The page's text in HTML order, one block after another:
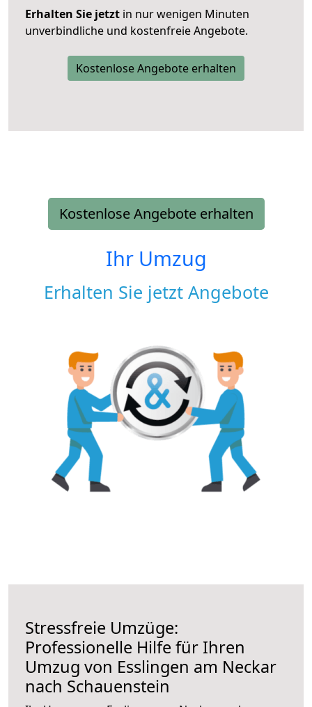
Erhalten Sie jetzt in nur wenigen Minuten
unverbindliche und kostenfreie Angebote.
Kostenlose Angebote erhalten
Kostenlose Angebote erhalten
Ihr Umzug
Erhalten Sie jetzt Angebote
Stressfreie Umzüge:
Professionelle Hilfe für Ihren
Umzug von Esslingen am Neckar
nach Schauenstein